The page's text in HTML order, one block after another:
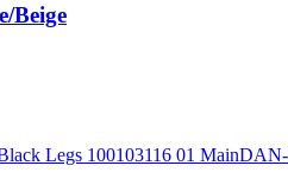
Beige
DAN-